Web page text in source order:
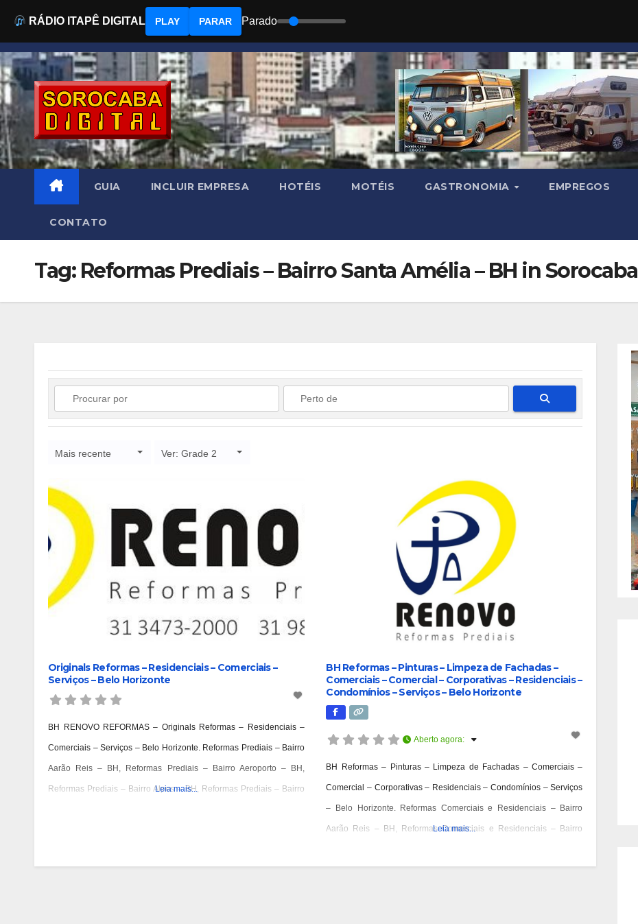
Skip
to
content
GUIA INCLUIR EMPRESA HOTÉIS MOTÉIS GASTRONOMIA EMPREGOS
CONTATO
Tag: Reformas Prediais – Bairro Santa Amélia – BH in Sorocaba
Mais recente Ver: Grade 2
Originals Reformas – Residenciais – Comerciais –
Serviços – Belo Horizonte
BH RENOVO REFORMAS – Originals Reformas – Residenciais –
Comerciais – Serviços – Belo Horizonte. Reformas Prediais – Bairro
Aarão Reis – BH, Reformas Prediais – Bairro Aeroporto – BH,
Reformas Prediais – Bairro Alpes – BH, Reformas Prediais – Bairro
Leia mais...
BH Reformas – Pinturas – Limpeza de Fachadas –
Comerciais – Comercial – Corporativas – Residenciais –
Condomínios – Serviços – Belo Horizonte
Aberto agora:
BH Reformas – Pinturas – Limpeza de Fachadas – Comerciais –
Comercial – Corporativas – Residenciais – Condomínios – Serviços
– Belo Horizonte. Reformas Comerciais e Residenciais – Bairro
Aarão Reis – BH, Reformas Comerciais e Residenciais – Bairro
Leia mais...
RÁDIO ITAPÊ DIGITAL PLAY PARAR Parado